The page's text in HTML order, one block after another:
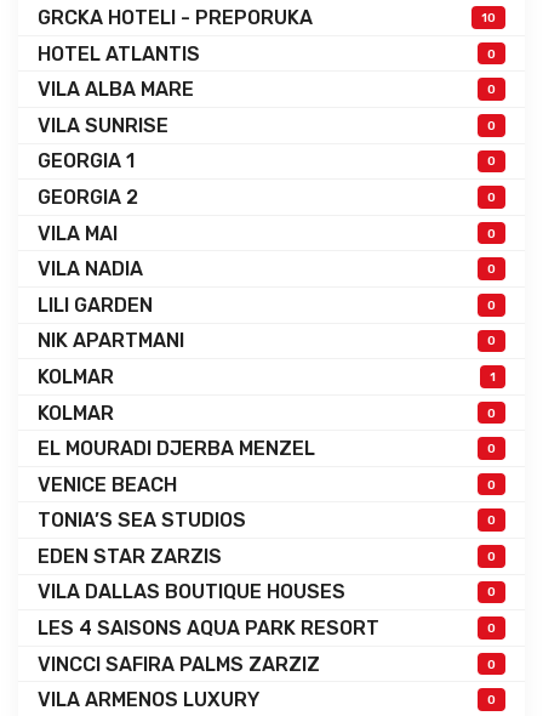
GRCKA HOTELI - PREPORUKA 10
HOTEL ATLANTIS 0
VILA ALBA MARE 0
VILA SUNRISE 0
GEORGIA 1 0
GEORGIA 2 0
VILA MAI 0
VILA NADIA 0
LILI GARDEN 0
NIK APARTMANI 0
KOLMAR 1
KOLMAR 0
EL MOURADI DJERBA MENZEL 0
VENICE BEACH 0
TONIA’S SEA STUDIOS 0
EDEN STAR ZARZIS 0
VILA DALLAS BOUTIQUE HOUSES 0
LES 4 SAISONS AQUA PARK RESORT 0
VINCCI SAFIRA PALMS ZARZIZ 0
VILA ARMENOS LUXURY 0